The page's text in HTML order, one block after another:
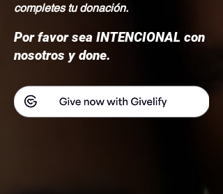
completes tu donación.
Por favor sea INTENCIONAL con
nosotros y done.